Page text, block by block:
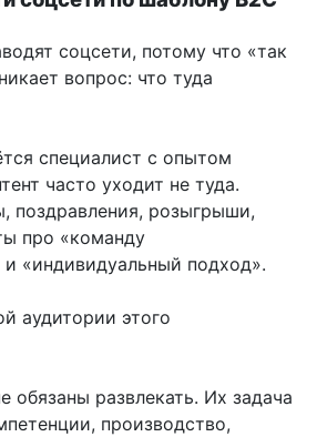
соцсети, потому что «так
вопрос: что туда
специалист с опытом
часто уходит не туда.
поздравления, розыгрыши,
про «команду
«индивидуальный подход».
аудитории этого
обязаны развлекать. Их задача
производство,